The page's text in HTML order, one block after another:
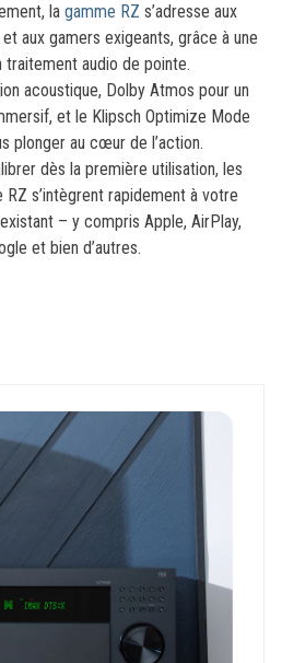
la gamme RZ s’adresse aux
aux gamers exigeants, grâce à une
traitement audio de pointe.
acoustique, Dolby Atmos pour un
et le Klipsch Optimize Mode
plonger au cœur de l’action.
dès la première utilisation, les
s’intègrent rapidement à votre
– y compris Apple, AirPlay,
et bien d’autres.